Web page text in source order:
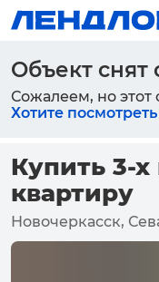
Объект снят
Сожалеем, но этот
Хотите
Купить 3-
квартиру
Новочеркасск,